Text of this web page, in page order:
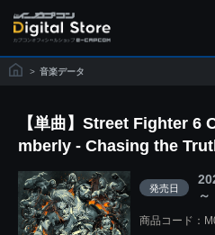
> 音楽データ
【単曲】Street Fighter
mberly - Chasing the
発売日
～
商品コード：